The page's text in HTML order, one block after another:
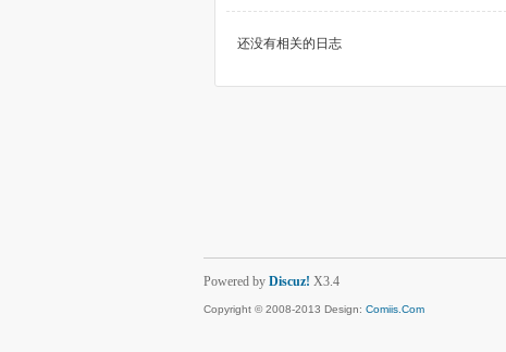
还没有相关的日志
Powered by Discuz! X3.4
Copyright © 2008-2013 Design: Comiis.Com